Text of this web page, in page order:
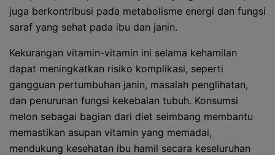
juga berkontribusi pada metabolisme energi dan fungsi
saraf yang sehat pada ibu dan janin.
Kekurangan vitamin-vitamin ini selama kehamilan
dapat meningkatkan risiko komplikasi, seperti
gangguan pertumbuhan janin, masalah penglihatan,
dan penurunan fungsi kekebalan tubuh. Konsumsi
melon sebagai bagian dari diet seimbang membantu
memastikan asupan vitamin yang memadai,
mendukung kesehatan ibu hamil secara keseluruhan